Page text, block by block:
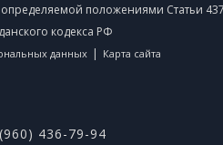
положениями Статьи
кодекса РФ
данных | Карта сайта
436-79-94